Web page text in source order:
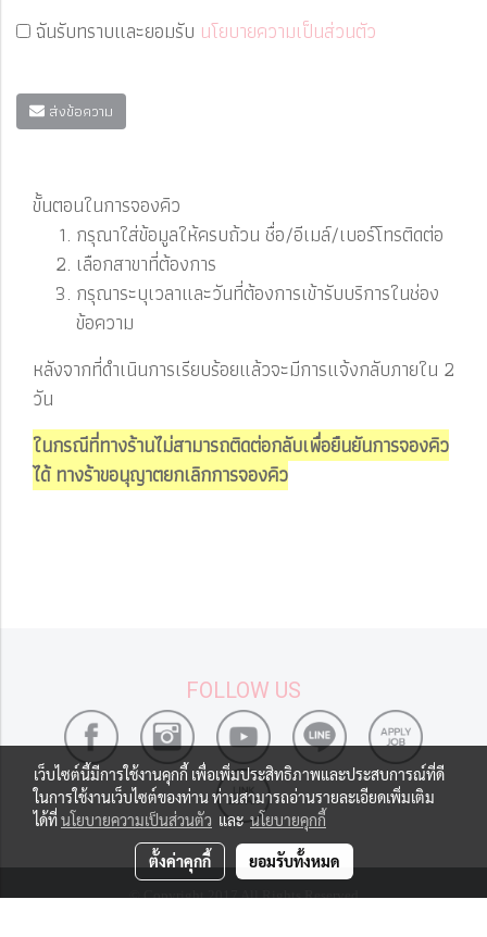
ฉันรับทราบและยอมรับ นโยบายความเป็นส่วนตัว
ส่งข้อความ
ขั้นตอนในการจองคิว
กรุณาใส่ข้อมูลให้ครบถ้วน ชื่อ/อีเมล์/เบอร์โทรติดต่อ
เลือกสาขาที่ต้องการ
กรุณาระบุเวลาและวันที่ต้องการเข้ารับบริการในช่อง
ข้อความ
หลังจากที่ดำเนินการเรียบร้อยแล้วจะมีการแจ้งกลับภายใน 2
วัน
ในกรณีที่ทางร้านไม่สามารถติดต่อกลับเพื่อยืนยันการจองคิว
ได้ ทางร้าขอนุญาตยกเลิกการจองคิว
FOLLOW US
© Copyright 2017 All Rights Reserved
เว็บไซต์นี้มีการใช้งานคุกกี้ เพื่อเพิ่มประสิทธิภาพและประสบการณ์ที่ดี
ในการใช้งานเว็บไซต์ของท่าน ท่านสามารถอ่านรายละเอียดเพิ่มเติม
ได้ที่นโยบายความเป็นส่วนตัว และนโยบายคุกกี้
ตั้งค่าคุกกี้ ยอมรับทั้งหมด